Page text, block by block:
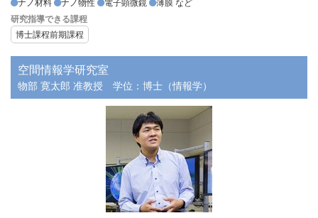
ナノ材料
ナノ物性 電子顕微鏡
薄膜 など
研究指導できる課程
博士課程前期課程
空間情報学研究室
物部 寛太郎 准教授 学位：博士（情報学）